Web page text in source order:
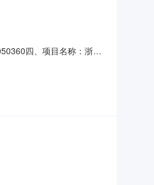
四、项目名称：浙江